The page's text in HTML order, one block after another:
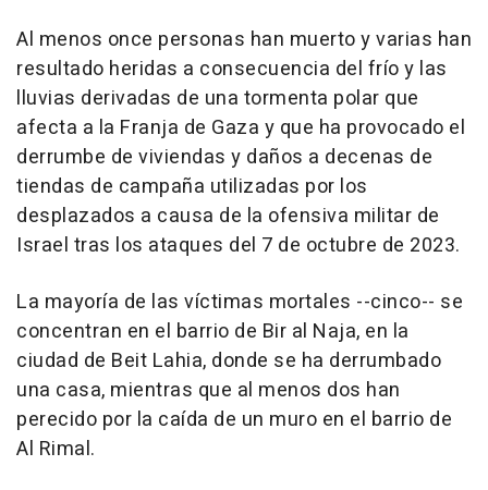
Al menos once personas han muerto y varias han
resultado heridas a consecuencia del frío y las
lluvias derivadas de una tormenta polar que
afecta a la Franja de Gaza y que ha provocado el
derrumbe de viviendas y daños a decenas de
tiendas de campaña utilizadas por los
desplazados a causa de la ofensiva militar de
Israel tras los ataques del 7 de octubre de 2023.
La mayoría de las víctimas mortales --cinco-- se
concentran en el barrio de Bir al Naja, en la
ciudad de Beit Lahia, donde se ha derrumbado
una casa, mientras que al menos dos han
perecido por la caída de un muro en el barrio de
Al Rimal.